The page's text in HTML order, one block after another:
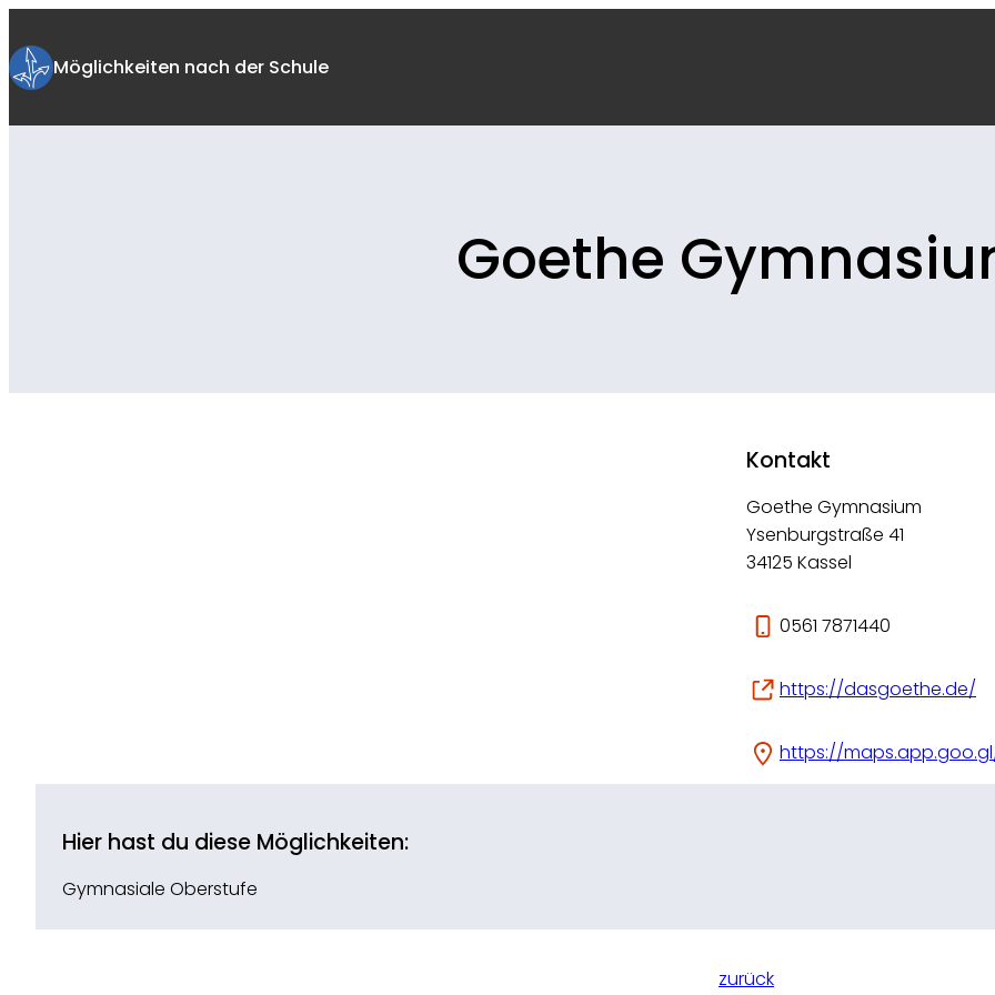
Inhalt
springenMöglichkeiten nach der Schule
Goethe
Kontakt
Goethe Gymnasium
Ysenburgstraße 41
34125 Kassel
0561 7871440
https://dasgoethe.de/
https://maps.app.goo.gl/
Hier hast du diese Möglichkeiten:
Gymnasiale Oberstufe
zurück